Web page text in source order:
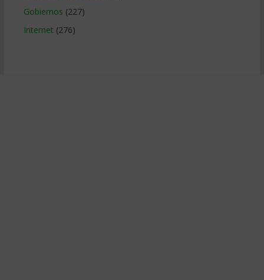
Gobiernos (227)
Internet (276)